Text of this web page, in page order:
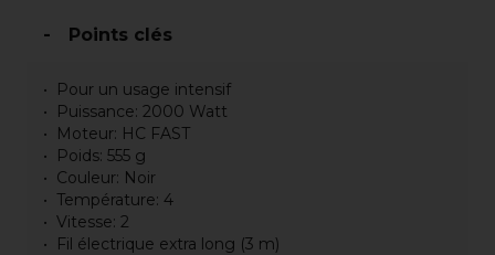
Points clés
Pour un usage intensif
Puissance: 2000 Watt
Moteur: HC FAST
Poids: 555 g
Couleur: Noir
Température: 4
Vitesse: 2
Fil électrique extra long (3 m)